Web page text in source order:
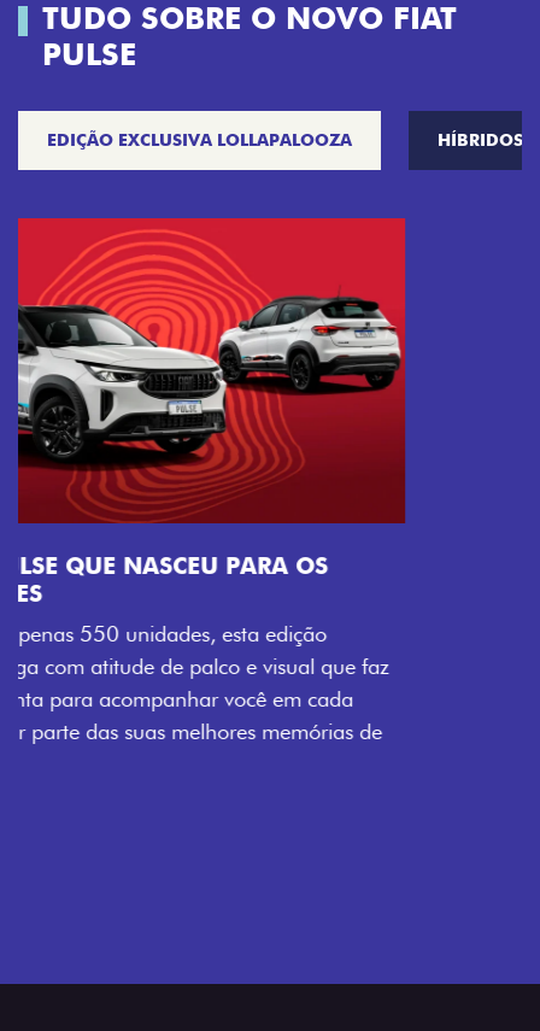
TUDO SOBRE O NOVO FIAT
PULSE
EDIÇÃO EXCLUSIVA LOLLAPALOOZA HÍBRIDOS
VISUAL COM ENERGIA LOLLABR
Se liga no que compõe a identidade exclusiva do
festival: série numerada, adesivo lateral LollaBR e a
soleira temática que reforçam a exclusividade,
enquanto os detalhes escurecidos, o teto bicolor e as
rodas de liga-leve aro 16” em preto brilhante
Previous
Next
Próximo